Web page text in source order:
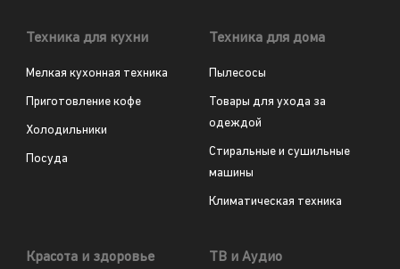
Техника для кухни
Мелкая кухонная техника
Приготовление кофе
Холодильники
Посуда
Техника для дома
Пылесосы
Товары для ухода за
одеждой
Стиральные и сушильные
машины
Климатическая техника
Красота и здоровье ТВ и Аудио